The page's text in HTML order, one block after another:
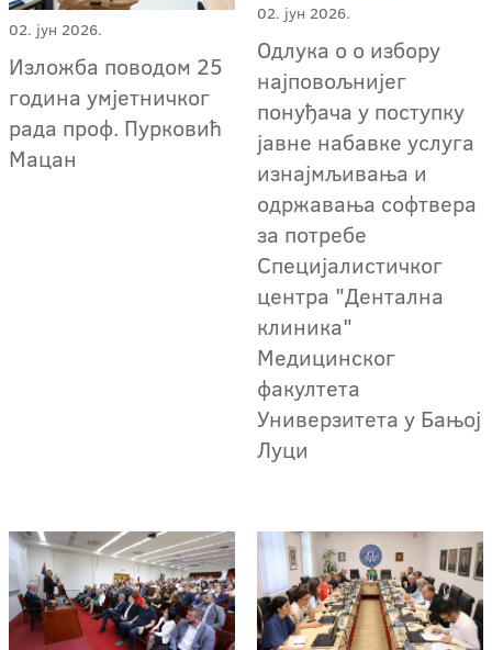
02. јун 2026.
Изложба поводом 25
година умјетничког
рада проф. Пурковић
Мацан
02. јун 2026.
Одлука о о избору
најповољнијег
понуђача у поступку
јавне набавке услуга
изнајмљивања и
одржавања софтвера
за потребе
Специјалистичког
центра "Дентална
клиника"
Медицинског
факултета
Универзитета у Бањој
Луци